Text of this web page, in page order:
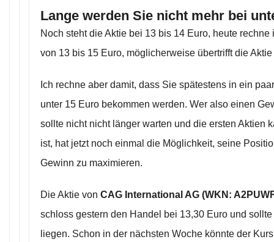
Lange werden Sie nicht mehr bei
Noch steht die Aktie bei 13 bis 14 Euro, heute
von 13 bis 15 Euro, möglicherweise übertrifft die
Ich rechne aber damit, dass Sie spätestens in ein
unter 15 Euro bekommen werden. Wer also einen
sollte nicht nicht länger warten und die ersten Aktien
ist, hat jetzt noch einmal die Möglichkeit, seine
Gewinn zu maximieren.
Die Aktie von CAG International AG (WKN:
schloss gestern den Handel bei 13,30 Euro und
liegen. Schon in der nächsten Woche könnte der